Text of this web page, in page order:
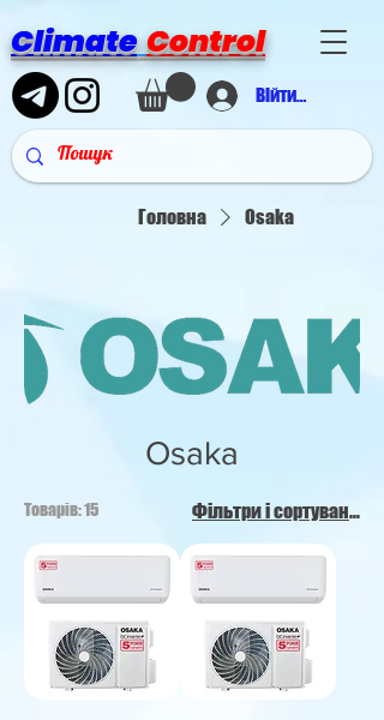
Climate Control
Війти в аккаунт
Головна Osaka
Osaka
Товарів: 15 Фільтри і сортування